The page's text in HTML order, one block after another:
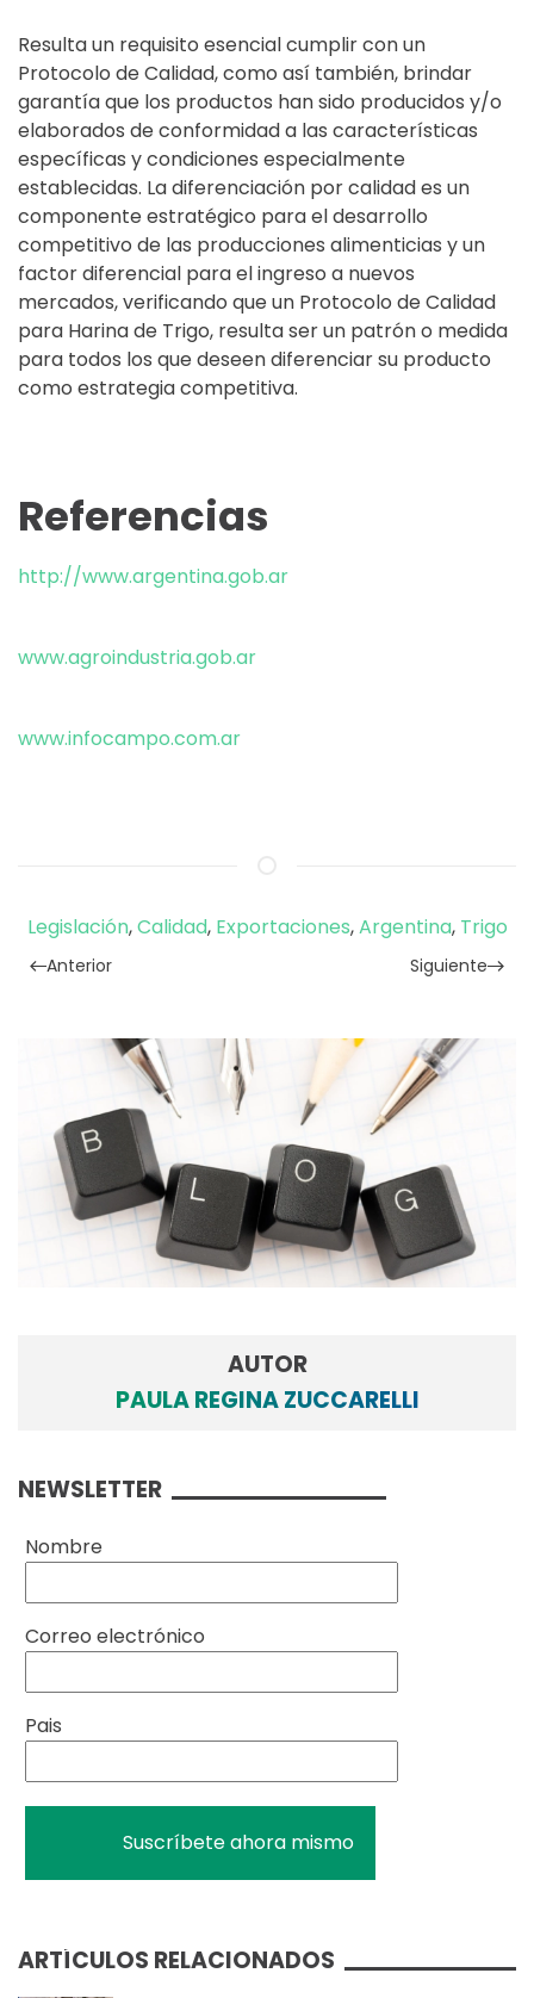
Resulta un requisito esencial cumplir con un
Protocolo de Calidad, como así también, brindar
garantía que los productos han sido producidos y/o
elaborados de conformidad a las características
específicas y condiciones especialmente
establecidas. La diferenciación por calidad es un
componente estratégico para el desarrollo
competitivo de las producciones alimenticias y un
factor diferencial para el ingreso a nuevos
mercados, verificando que un Protocolo de Calidad
para Harina de Trigo, resulta ser un patrón o medida
para todos los que deseen diferenciar su producto
como estrategia competitiva.
Referencias
http://www.argentina.gob.ar
www.agroindustria.gob.ar
www.infocampo.com.ar
Legislación,Calidad, Exportaciones,Argentina, Trigo
Anterior Siguiente
AUTOR
PAULA REGINA ZUCCARELLI
NEWSLETTER
Nombre
Correo electrónico
Pais
ARTÍCULOS RELACIONADOS